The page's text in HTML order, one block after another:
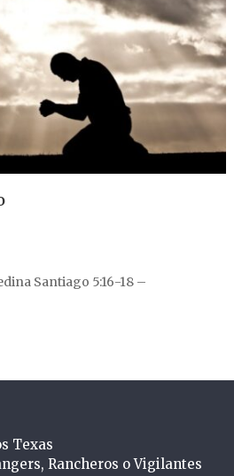
Santiago 5:16-18 –
Texas
Rancheros o Vigilantes